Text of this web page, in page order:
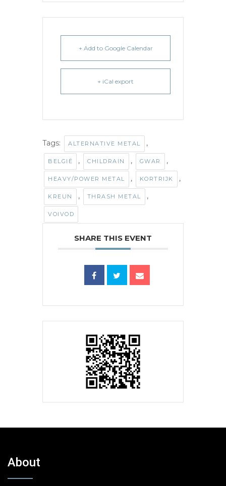
+ Add to Google Calendar
+ iCal export
Tags: ALTERNATIVE METAL ,
BELGIË , CHILDRAIN , GWAR ,
HEAVY/POWER METAL , KORTRIJK ,
KREUN , THRASH METAL ,
VOIVOD
SHARE THIS EVENT
About